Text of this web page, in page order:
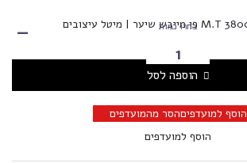
בחרו כמות -
הוספה לסל
הוסף למועדפיםהסר מהמועדפים
הוסף למועדפים